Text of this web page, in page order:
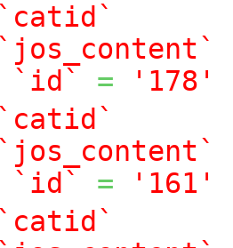
`catid`
`jos_content`
`id` =
'178'
`catid`
`jos_content`
`id` =
'161'
`catid`